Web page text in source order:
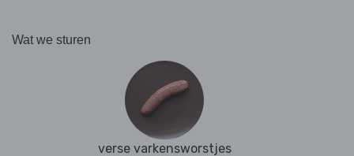
Wat we sturen
verse varkensworstjes